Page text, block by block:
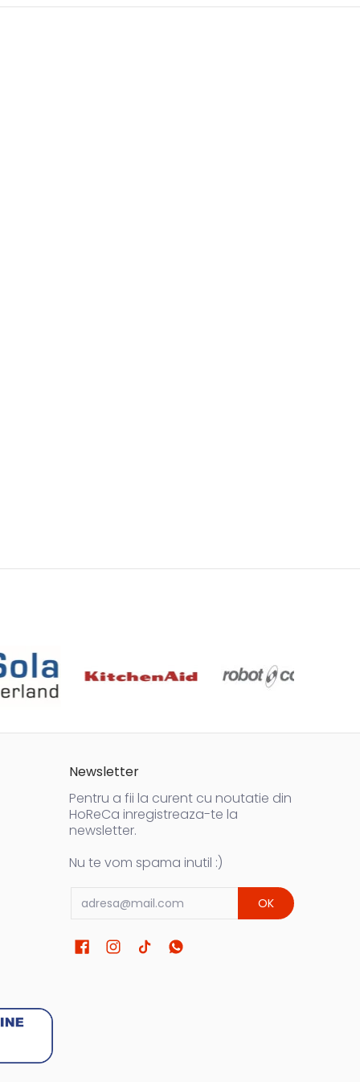
Newsletter
Pentru a fii la curent cu noutatie din
HoReCa inregistreaza-te la
newsletter.
Nu te vom spama inutil :)
Email OK